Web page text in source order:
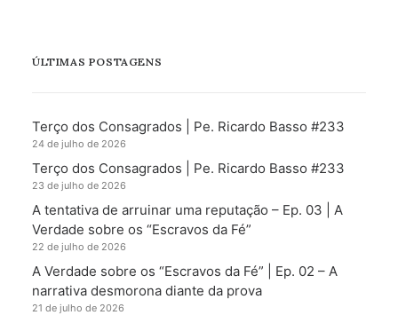
ÚLTIMAS POSTAGENS
Terço dos Consagrados | Pe. Ricardo Basso #233
24 de julho de 2026
Terço dos Consagrados | Pe. Ricardo Basso #233
23 de julho de 2026
A tentativa de arruinar uma reputação – Ep. 03 | A
Verdade sobre os “Escravos da Fé”
22 de julho de 2026
A Verdade sobre os “Escravos da Fé” | Ep. 02 – A
narrativa desmorona diante da prova
21 de julho de 2026